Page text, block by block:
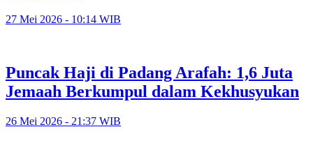
27 Mei 2026 - 10:14 WIB
Puncak Haji di Padang Arafah: 1,6 Juta
Jemaah Berkumpul dalam Kekhusyukan
26 Mei 2026 - 21:37 WIB